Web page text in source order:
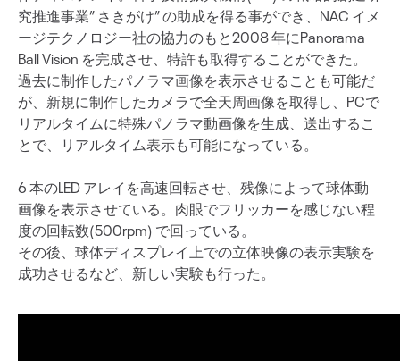
究推進事業” さきがけ” の助成を得る事ができ、NAC イメ
ージテクノロジー社の協力のもと2008 年にPanorama
Ball Vision を完成させ、特許も取得することができた。
過去に制作したパノラマ画像を表示させることも可能だ
が、新規に制作したカメラで全天周画像を取得し、PCで
リアルタイムに特殊パノラマ動画像を生成、送出するこ
とで、リアルタイム表示も可能になっている。
6 本のLED アレイを高速回転させ、残像によって球体動
画像を表示させている。肉眼でフリッカーを感じない程
度の回転数(500rpm) で回っている。
その後、球体ディスプレイ上での立体映像の表示実験を
成功させるなど、新しい実験も行った。